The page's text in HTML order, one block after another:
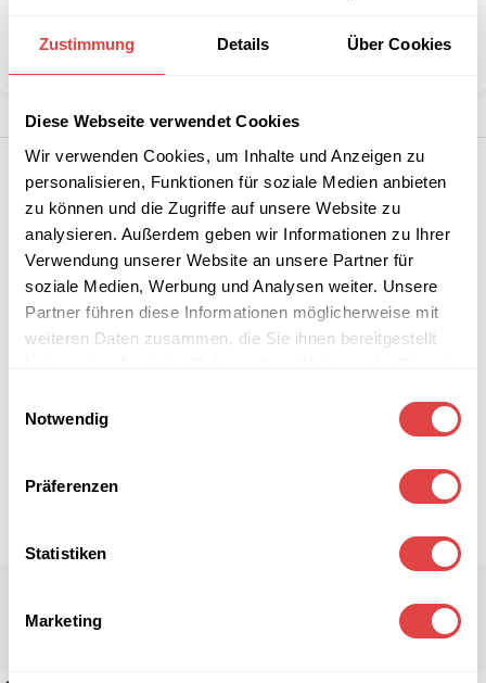
Zustimmung Details Über Cookies
Diese Webseite verwendet Cookies
Wir verwenden Cookies, um Inhalte und Anzeigen zu
personalisieren, Funktionen für soziale Medien anbieten
zu können und die Zugriffe auf unsere Website zu
analysieren. Außerdem geben wir Informationen zu Ihrer
Verwendung unserer Website an unsere Partner für
soziale Medien, Werbung und Analysen weiter. Unsere
Partner führen diese Informationen möglicherweise mit
weiteren Daten zusammen, die Sie ihnen bereitgestellt
Notwendig
Präferenzen
Statistiken
Marketing